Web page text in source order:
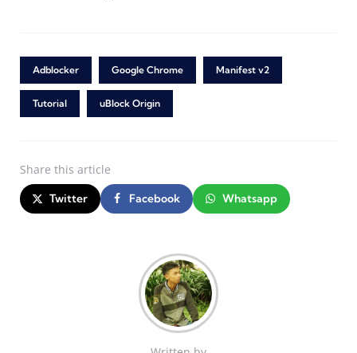
Adblocker Google Chrome Manifest v2
Tutorial uBlock Origin
Share this article
Twitter Facebook Whatsapp